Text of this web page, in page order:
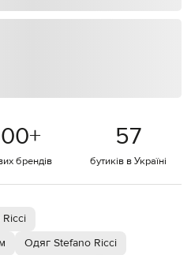
+
брендів
57
бутиків в Україні
Одяг Stefano Ricci